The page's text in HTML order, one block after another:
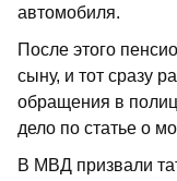
автомобиля.
После этого
сыну, и тот сразу
обращения в
дело по статье о
В МВД призвали